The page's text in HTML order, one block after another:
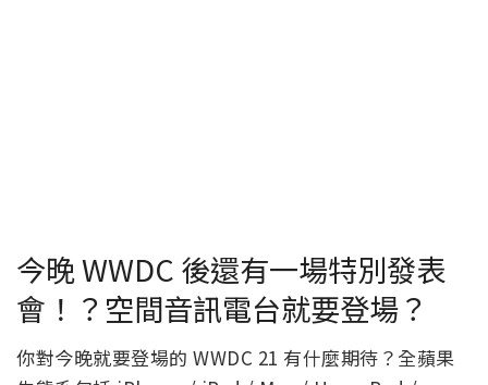
今晚 WWDC 後還有一場特別發表
會！？空間音訊電台就要登場？
你對今晚就要登場的 WWDC 21 有什麼期待？全蘋果